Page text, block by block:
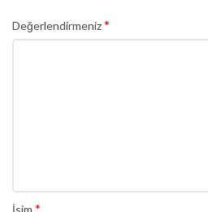
Değerlendirmeniz*
*